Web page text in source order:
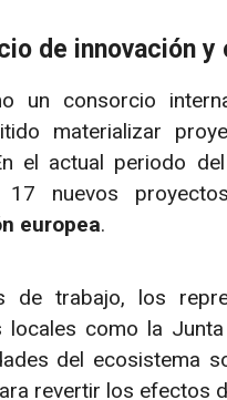
de innovación y
un consorcio
materializar
el actual periodo
17 nuevos
europea.
de trabajo, los
locales como la
del ecosistema
revertir los efectos